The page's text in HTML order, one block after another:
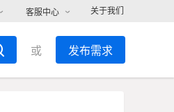
客服中心 关于我们
或 发布需求